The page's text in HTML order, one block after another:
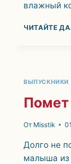
влажный
ЧИТАЙТЕ
ВЫПУСКНИКИ
Помет
От Misstik
Долго не
малыша из